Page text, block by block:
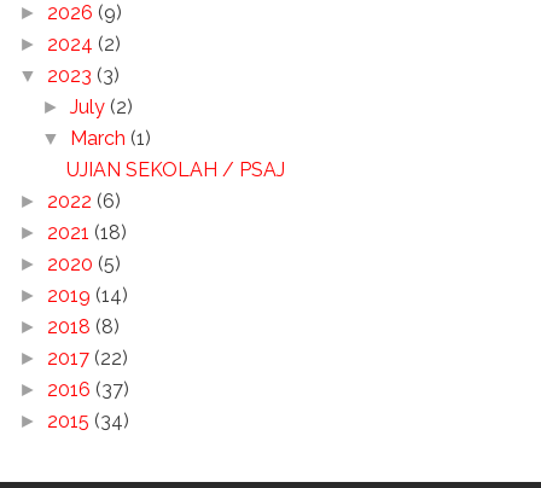
► 2026 (9)
► 2024 (2)
▼ 2023 (3)
►July (2)
▼ March (1)
UJIAN SEKOLAH / PSAJ
► 2022 (6)
► 2021 (18)
► 2020 (5)
► 2019 (14)
► 2018 (8)
► 2017 (22)
► 2016 (37)
► 2015 (34)